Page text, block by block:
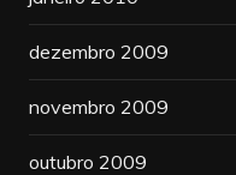
dezembro 2009
novembro 2009
outubro 2009